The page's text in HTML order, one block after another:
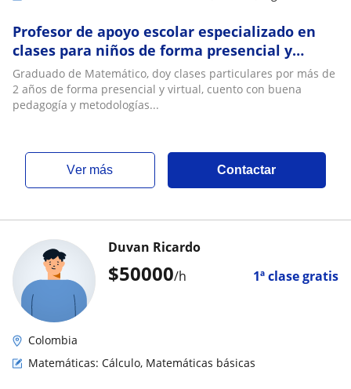
Profesor de apoyo escolar especializado en
clases para niños de forma presencial y
virtual
Graduado de Matemático, doy clases particulares por más de
2 años de forma presencial y virtual, cuento con buena
pedagogía y metodologías...
ver más Contactar
$50000/h 1ª clase gratis
Duvan Ricardo
Colombia
Matemáticas: Cálculo, Matemáticas básicas